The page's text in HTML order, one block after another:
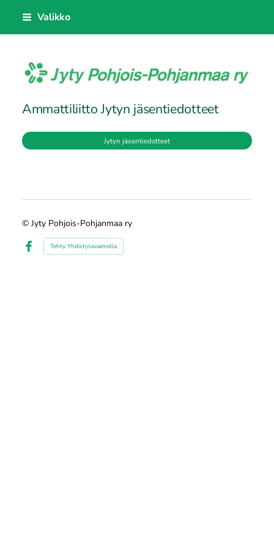
sisältöön
Valikko
Jyty Pohjois-Pohjanmaa ry
Ammattiliitto Jytyn jäsentiedotteet
Jytyn jäsentiedotteet
© Jyty Pohjois-Pohjanmaa ry
Facebook
Tehty Yhdistysavaimella